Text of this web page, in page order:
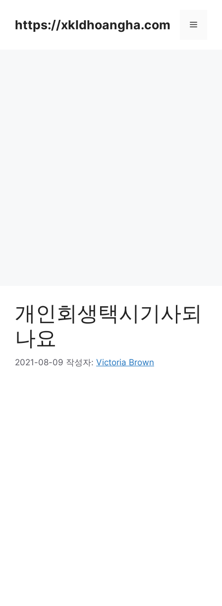
https://xkldhoangha.com 메
개인회생택시기사되
나요
2021-08-09 작성자: Victoria Brown